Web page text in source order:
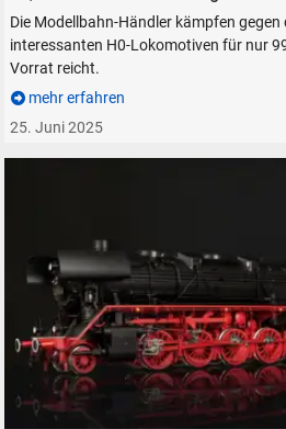
Die Modellbahn-Händler kämpfen
interessanten H0-Lokomotiven für nur
Vorrat reicht.
mehr erfahren
25. Juni 2025
Durchsuchen
alles
Suche ...
suchen Abbrechen